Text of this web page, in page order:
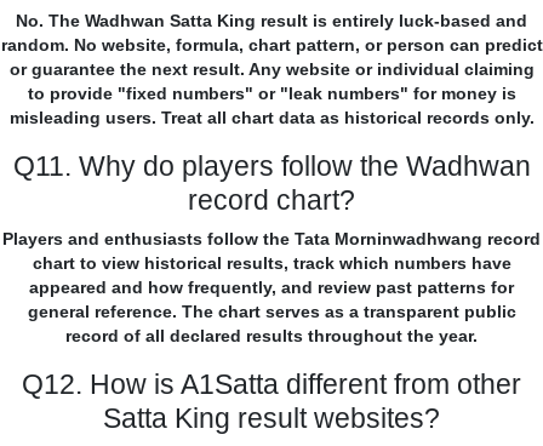
No. The Wadhwan Satta King result is entirely luck-based and
random. No website, formula, chart pattern, or person can predict
or guarantee the next result. Any website or individual claiming
to provide "fixed numbers" or "leak numbers" for money is
misleading users. Treat all chart data as historical records only.
Q11. Why do players follow the Wadhwan
record chart?
Players and enthusiasts follow the Tata Morninwadhwang record
chart to view historical results, track which numbers have
appeared and how frequently, and review past patterns for
general reference. The chart serves as a transparent public
record of all declared results throughout the year.
Q12. How is A1Satta different from other
Satta King result websites?